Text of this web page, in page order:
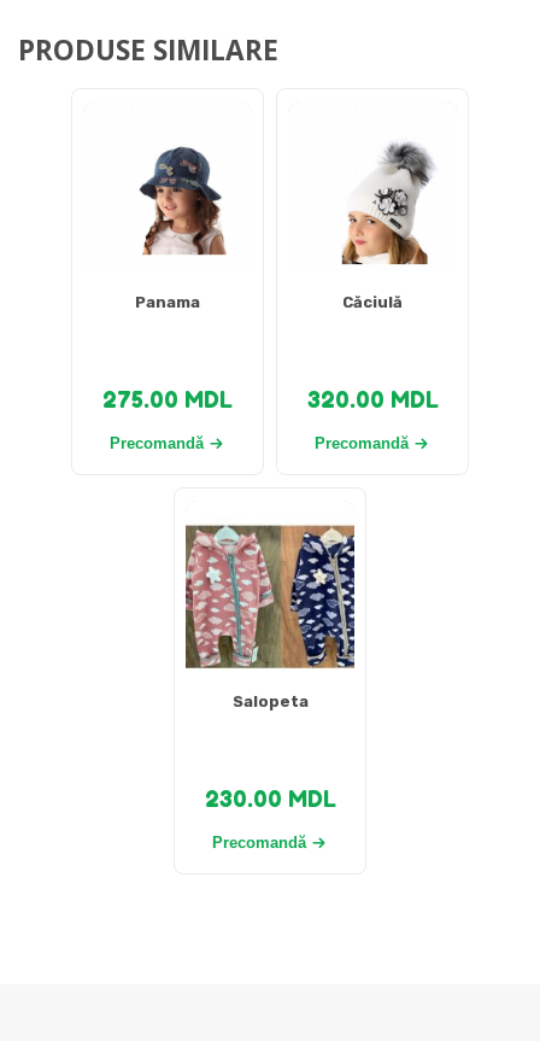
PRODUSE SIMILARE
Panama
275.00 MDL
Precomandă
Căciulă
320.00 MDL
Precomandă
Salopeta
230.00 MDL
Precomandă